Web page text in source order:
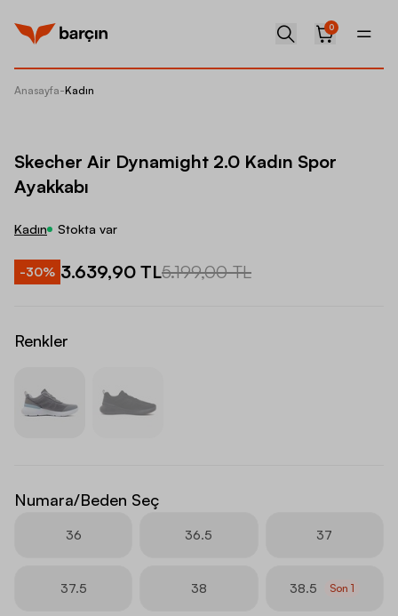
0
Anasayfa-Kadın
Skecher Air Dynamight 2.0 Kadın Spor
Ayakkabı
Kadın Stokta var
-30% 3.639,90 TL5.199,00 TL
Renkler
Numara/Beden Seç
36 36.5 37
37.5 38 38.5 Son 1